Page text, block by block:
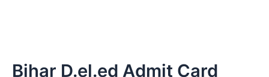
Bihar D.el.ed Admit Card